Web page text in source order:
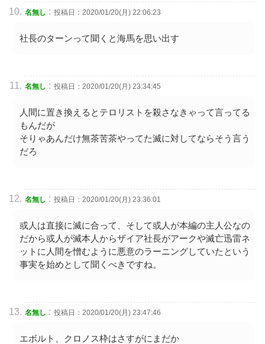
名無し : 投稿日：2020/01/20(月) 22:06:23
社長のターンって聞くと海馬を思い出す
名無し : 投稿日：2020/01/20(月) 23:34:45
人間に置き換えるとテロリストを殺さなきゃって言ってる
もんだが
そりゃあんだけ無茶苦茶やってた滅に対してならそう言う
だろ
名無し : 投稿日：2020/01/20(月) 23:36:01
或人は直接に滅に合って、そして或人が本編の主人公なの
だから或人が滅本人からザイア社長がアークや滅亡迅雷ネ
ットに人間を憎むように悪意のラーニングしていたという
事実を始めとして聞くべきですね。
名無し : 投稿日：2020/01/20(月) 23:47:46
エボルト、クロノス枠はさすがにまだか